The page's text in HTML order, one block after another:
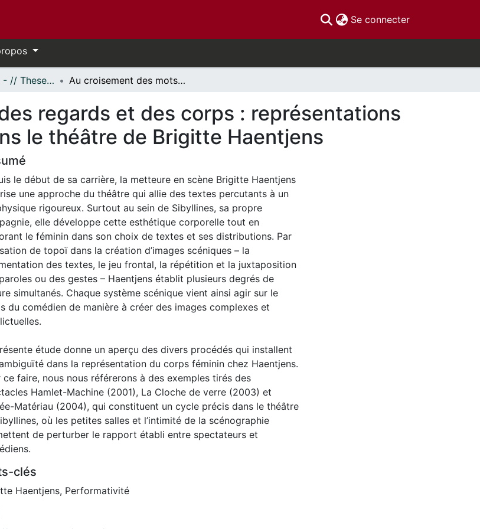
Se connecter(current)
- Thèses, 2011 - // Theses, 2011 - Au croisement des mots, des regards et des corps : représentations équivoques du féminin dans le théâtre de Brigitte Haentjens
regards et des corps : représentations
le théâtre de Brigitte Haentjens
le début de sa carrière, la metteure en scène Brigitte Haentjens
une approche du théâtre qui allie des textes percutants à un
rigoureux. Surtout au sein de Sibyllines, sa propre
elle développe cette esthétique corporelle tout en
le féminin dans son choix de textes et ses distributions. Par
de topoï dans la création d’images scéniques – la
des textes, le jeu frontal, la répétition et la juxtaposition
ou des gestes – Haentjens établit plusieurs degrés de
simultanés. Chaque système scénique vient ainsi agir sur le
du comédien de manière à créer des images complexes et
étude donne un aperçu des divers procédés qui installent
dans la représentation du corps féminin chez Haentjens.
ce faire, nous nous référerons à des exemples tirés des
Hamlet-Machine (2001), La Cloche de verre (2003) et
Matériau (2004), qui constituent un cycle précis dans le théâtre
où les petites salles et l’intimité de la scénographie
de perturber le rapport établi entre spectateurs et
clés
Haentjens, Performativité